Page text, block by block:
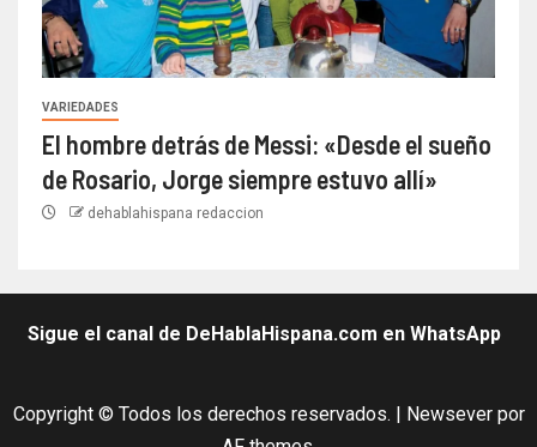
VARIEDADES
El hombre detrás de Messi: «Desde el sueño
de Rosario, Jorge siempre estuvo allí»
dehablahispana redaccion
Sigue el canal de DeHablaHispana.com en WhatsApp
Copyright © Todos los derechos reservados. | Newseverpor